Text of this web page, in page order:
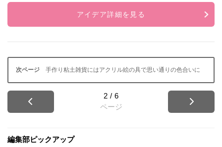
アイデア詳細を見る
手作り粘土雑貨にはアクリル絵の具で思い通りの色合いに
2 / 6
ページ
編集部ピックアップ